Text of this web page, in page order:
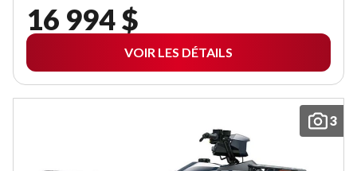
16 994 $
VOIR LES DÉTAILS
3